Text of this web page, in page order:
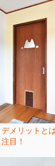
メリットと
目！